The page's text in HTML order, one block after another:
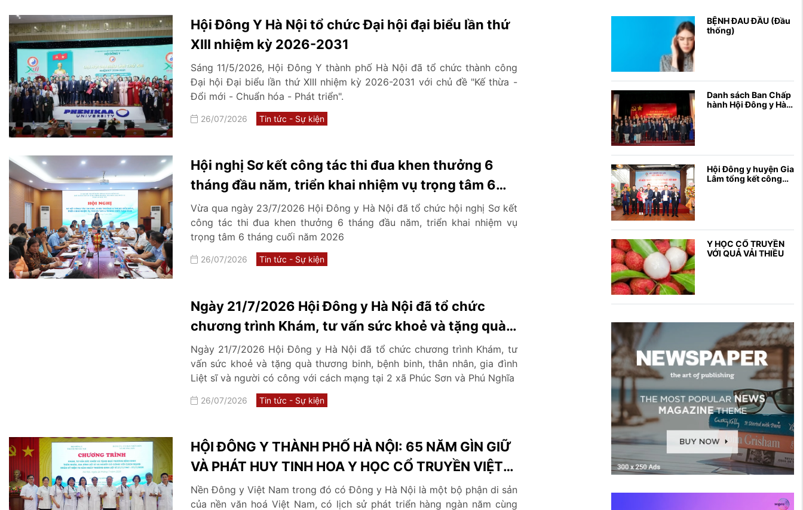
Hội Đông Y Hà Nội tổ chức Đại hội đại biểu lần thứ
XIII nhiệm kỳ 2026-2031
Sáng 11/5/2026, Hội Đông Y thành phố Hà Nội đã tổ chức thành công
Đại hội Đại biểu lần thứ XIII nhiệm kỳ 2026-2031 với chủ đề "Kế thừa -
Đổi mới - Chuẩn hóa - Phát triển".
26/07/2026 Tin tức - Sự kiện
Hội nghị Sơ kết công tác thi đua khen thưởng 6
tháng đầu năm, triển khai nhiệm vụ trọng tâm 6
tháng cuối năm 2026
Vừa qua ngày 23/7/2026 Hội Đông y Hà Nội đã tổ chức hội nghị Sơ kết
công tác thi đua khen thưởng 6 tháng đầu năm, triển khai nhiệm vụ
trọng tâm 6 tháng cuối năm 2026
26/07/2026 Tin tức - Sự kiện
Ngày 21/7/2026 Hội Đông y Hà Nội đã tổ chức
chương trình Khám, tư vấn sức khoẻ và tặng quà
thương binh, bệnh binh, thân nhân, gia đình Liệt sĩ
và người có công với cách mạng tại 2 xã Phúc Sơn
và ...
Ngày 21/7/2026 Hội Đông y Hà Nội đã tổ chức chương trình Khám, tư
vấn sức khoẻ và tặng quà thương binh, bệnh binh, thân nhân, gia đình
Liệt sĩ và người có công với cách mạng tại 2 xã Phúc Sơn và Phú Nghĩa
26/07/2026 Tin tức - Sự kiện
HỘI ĐÔNG Y THÀNH PHỐ HÀ NỘI: 65 NĂM GÌN GIỮ
VÀ PHÁT HUY TINH HOA Y HỌC CỔ TRUYỀN VIỆT
NAM
Nền Đông y Việt Nam trong đó có Đông y Hà Nội là một bộ phận di sản
của nền văn hoá Việt Nam, có lịch sử phát triển hàng ngàn năm cùng
BỆNH ĐAU ĐẦU (Đầu
thống)
Danh sách Ban Chấp
hành Hội Đông y Hà
Hội Đông y huyện Gia
Lâm tổng kết công
Y HỌC CỔ TRUYỀN
VỚI QUẢ VẢI THIỀU